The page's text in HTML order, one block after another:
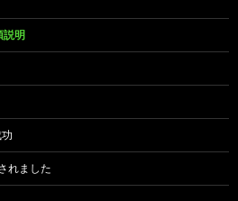
明
れました